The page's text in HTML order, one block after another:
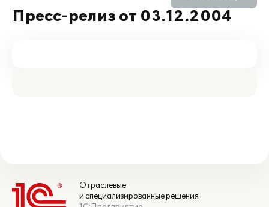
Пресс-релиз от 03.12.2004
Отраслевые
и специализированные решения